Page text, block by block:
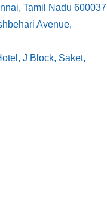
Tamil Nadu 600037
Avenue,
J Block, Saket,